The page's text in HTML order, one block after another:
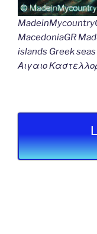
MacedoniaGR
islands Greek
Αιγαιο